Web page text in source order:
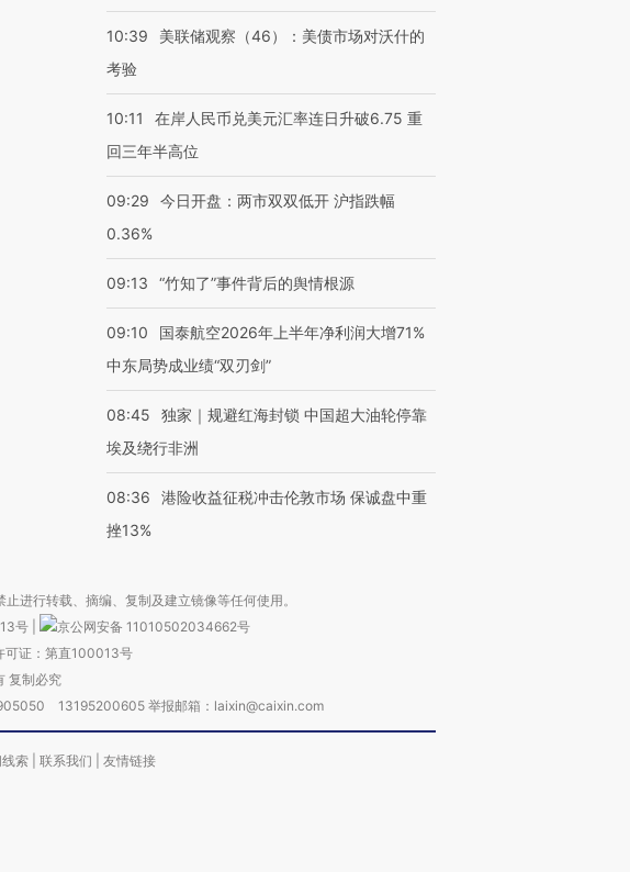
10:39
美联储观察（46）：美债市场对沃什的
考验
10:11
在岸人民币兑美元汇率连日升破6.75 重
回三年半高位
09:29
今日开盘：两市双双低开 沪指跌幅
0.36%
09:13 “竹知了”事件背后的舆情根源
09:10
国泰航空2026年上半年净利润大增71%
中东局势成业绩“双刃剑”
08:45
独家｜规避红海封锁 中国超大油轮停靠
埃及绕行非洲
08:36
港险收益征税冲击伦敦市场 保诚盘中重
挫13%
进行转载、摘编、复制及建立镜像等任何使用。
号
京公网安备 11010502034662号
可证：第直100013号
复制必究
13195200605 举报邮箱：laixin@caixin.com
索 联系我们 友情链接